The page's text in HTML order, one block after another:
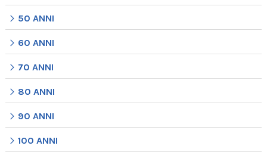
50 ANNI
60 ANNI
70 ANNI
80 ANNI
90 ANNI
100 ANNI